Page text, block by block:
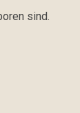
sind.